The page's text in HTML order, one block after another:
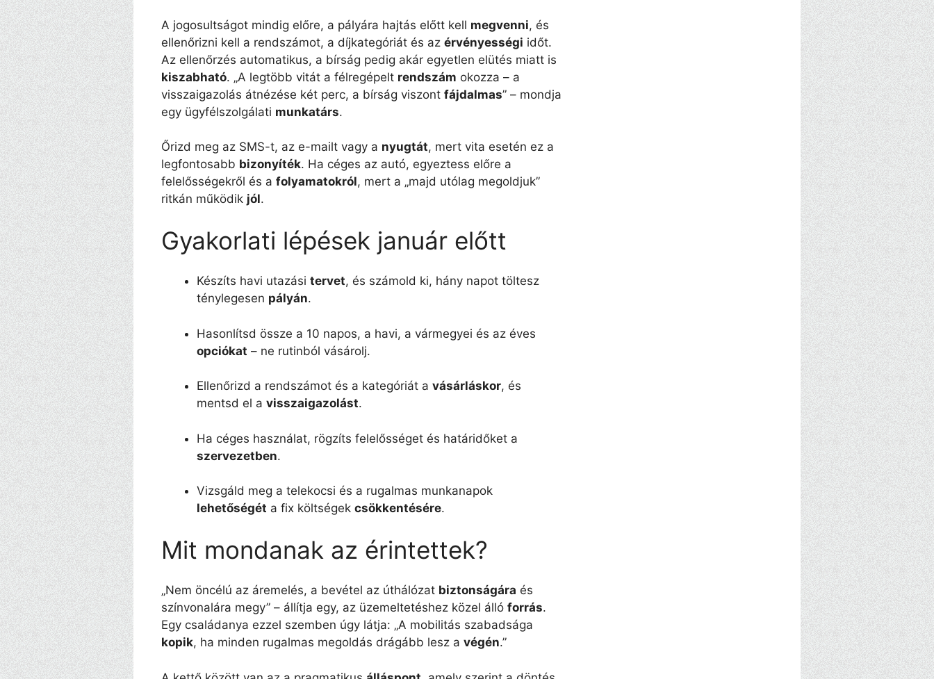
A jogosultságot mindig előre, a pályára hajtás előtt kell megvenni, és
ellenőrizni kell a rendszámot, a díjkategóriát és az érvényességi időt.
Az ellenőrzés automatikus, a bírság pedig akár egyetlen elütés miatt is
kiszabható. „A legtöbb vitát a félregépelt rendszám okozza – a
visszaigazolás átnézése két perc, a bírság viszont fájdalmas” – mondja
egy ügyfélszolgálati munkatárs.
Őrizd meg az SMS-t, az e-mailt vagy a nyugtát, mert vita esetén ez a
legfontosabb bizonyíték. Ha céges az autó, egyeztess előre a
felelősségekről és a folyamatokról, mert a „majd utólag megoldjuk”
ritkán működik jól.
Gyakorlati lépések január előtt
Készíts havi utazási tervet, és számold ki, hány napot töltesz
ténylegesen pályán.
Hasonlítsd össze a 10 napos, a havi, a vármegyei és az éves
opciókat – ne rutinból vásárolj.
Ellenőrizd a rendszámot és a kategóriát a vásárláskor, és
mentsd el a visszaigazolást.
Ha céges használat, rögzíts felelősséget és határidőket a
szervezetben.
Vizsgáld meg a telekocsi és a rugalmas munkanapok
lehetőségét a fix költségek csökkentésére.
Mit mondanak az érintettek?
„Nem öncélú az áremelés, a bevétel az úthálózat biztonságára és
színvonalára megy” – állítja egy, az üzemeltetéshez közel álló forrás.
Egy családanya ezzel szemben úgy látja: „A mobilitás szabadsága
kopik, ha minden rugalmas megoldás drágább lesz a végén.”